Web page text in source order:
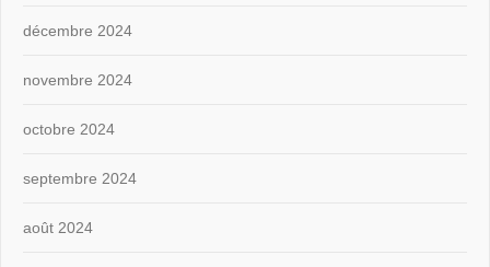
décembre 2024
novembre 2024
octobre 2024
septembre 2024
août 2024